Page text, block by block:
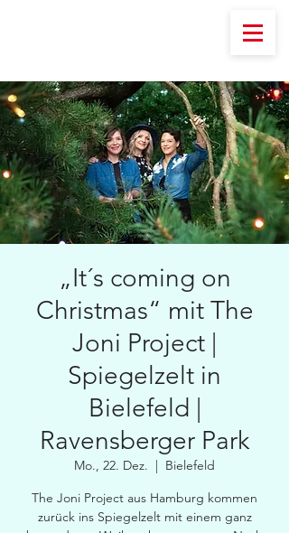
„It´s coming on
Christmas“ mit The
Joni Project |
Spiegelzelt in
Bielefeld |
Ravensberger Park
Mo., 22. Dez.
  |
Bielefeld
The Joni Project aus Hamburg kommen
zurück ins Spiegelzelt mit einem ganz